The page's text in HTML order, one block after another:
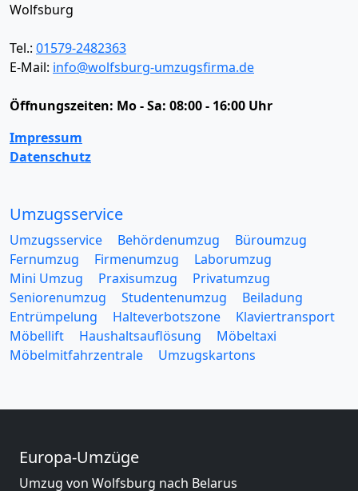
Wolfsburg
Tel.: 01579-2482363
E-Mail: info@wolfsburg-umzugsfirma.de
Öffnungszeiten: Mo - Sa: 08:00 - 16:00 Uhr
Impressum
Datenschutz
Umzugsservice
Umzugsservice Behördenumzug
Büroumzug
Fernumzug
Firmenumzug
Laborumzug
Mini Umzug
Praxisumzug
Privatumzug
Seniorenumzug
Studentenumzug
Beiladung
Entrümpelung
Halteverbotszone
Klaviertransport
Möbellift
Haushaltsauflösung
Möbeltaxi
Möbelmitfahrzentrale
Umzugskartons
Europa-Umzüge
Umzug von Wolfsburg nach Belarus